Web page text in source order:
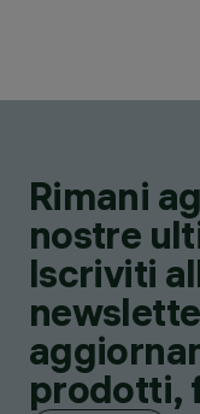
Rimani
nostre
Iscriviti
prodotti,